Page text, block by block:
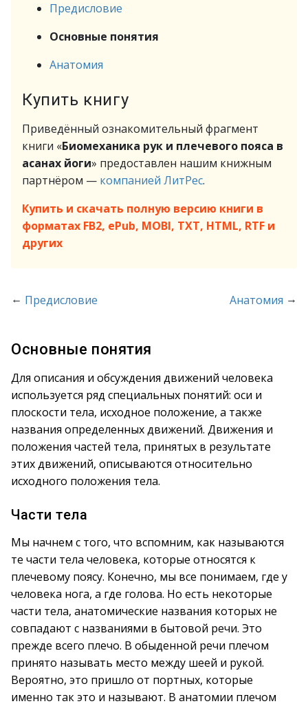
Предисловие
Основные понятия
Анатомия
Купить книгу
Приведённый ознакомительный фрагмент
книги «Биомеханика рук и плечевого пояса в
асанах йоги» предоставлен нашим книжным
партнёром — компанией ЛитРес.
Купить и скачать полную версию книги в
форматах FB2, ePub, MOBI, TXT, HTML, RTF и
других
← Предисловие Анатомия →
Основные понятия
Для описания и обсуждения движений человека
используется ряд специальных понятий: оси и
плоскости тела, исходное положение, а также
названия определенных движений. Движения и
положения частей тела, принятых в результате
этих движений, описываются относительно
исходного положения тела.
Части тела
Мы начнем с того, что вспомним, как называются
те части тела человека, которые относятся к
плечевому поясу. Конечно, мы все понимаем, где у
человека нога, а где голова. Но есть некоторые
части тела, анатомические названия которых не
совпадают с названиями в бытовой речи. Это
прежде всего плечо. В обыденной речи плечом
принято называть место между шеей и рукой.
Вероятно, это пришло от портных, которые
именно так это и называют. В анатомии плечом